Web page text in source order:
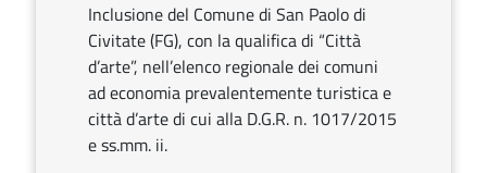
Inclusione del Comune di San Paolo di
Civitate (FG), con la qualifica di “Città
d’arte”, nell’elenco regionale dei comuni
ad economia prevalentemente turistica e
città d’arte di cui alla D.G.R. n. 1017/2015
e ss.mm. ii.